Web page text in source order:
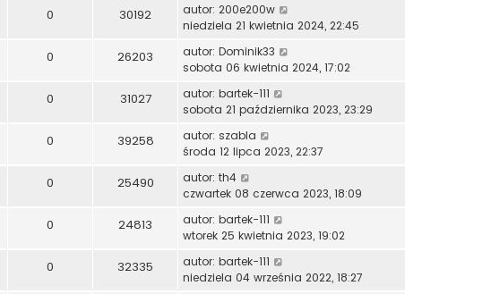
0 30192 autor: 200e200w
niedziela 21 kwietnia 2024, 22:45
0 26203 autor: Dominik33
sobota 06 kwietnia 2024, 17:02
0 31027 autor: bartek-111
sobota 21 października 2023, 23:29
0 39258 autor: szabla
środa 12 lipca 2023, 22:37
0 25490 autor: th4
czwartek 08 czerwca 2023, 18:09
0 24813 autor: bartek-111
wtorek 25 kwietnia 2023, 19:02
0 32335 autor: bartek-111
niedziela 04 września 2022, 18:27